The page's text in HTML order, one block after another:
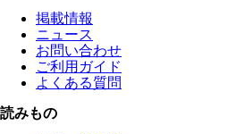
掲載情報
ニュース
お問い合わせ
ご利用ガイド
よくある質問
読みもの